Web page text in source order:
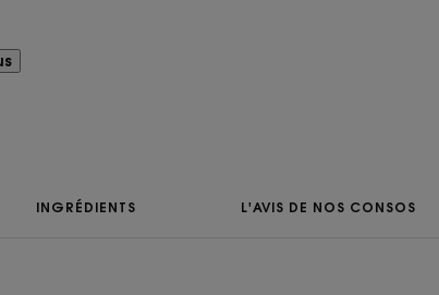
BIO.
INGRÉDIENTS L'AVIS DE NOS CONSOS